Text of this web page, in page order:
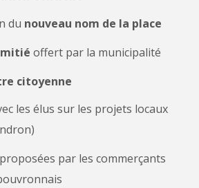
du nouveau nom de la place
offert par la municipalité
citoyenne
les élus sur les projets locaux
par les commerçants